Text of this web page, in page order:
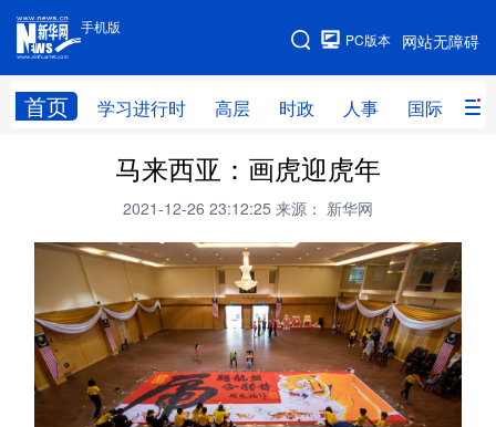
手机版
网站无障碍
PC版本
首页 学习进行时 高层 时政 人事 国际 财
手机版
网站地图
高层 时政
财经 网评
台湾 思客智库 全球连线 教育
科技 科创 量子 体育
文化 书画 健康 军事
访谈 视频 图片 政务
马来西亚：画虎迎虎年
2021-12-26 23:12:25 来源： 新华网